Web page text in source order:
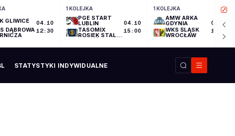
GLIWICE
DĄBROWA
04.10
12:30
1 KOLEJKA
PGE START
LUBLIN
TASOMIX
ROSIEK STAL
WIELKOPOLSKI
04.10
15:00
1 KOLEJKA
AMW ARKA
GDYNIA
WKS ŚLĄSK
WROCŁAW
04.10
17:30
STATYSTYKI INDYWIDUALNE